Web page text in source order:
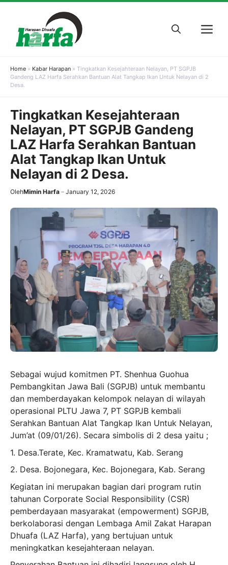
content
Home » Kabar Harapan » Tingkatkan Kesejahteraan Nelayan, PT SGPJB
Gandeng LAZ Harfa Serahkan Bantuan Alat Tangkap Ikan Untuk Nelayan di 2
Desa.
Tingkatkan Kesejahteraan
Nelayan, PT SGPJB Gandeng
LAZ Harfa Serahkan Bantuan
Alat Tangkap Ikan Untuk
Nelayan di 2 Desa.
OlehMimin Harfa January 12, 2026
Sebagai wujud komitmen PT. Shenhua Guohua
Pembangkitan Jawa Bali (SGPJB) untuk membantu
dan memberdayakan kelompok nelayan di wilayah
operasional PLTU Jawa 7, PT SGPJB kembali
Serahkan Bantuan Alat Tangkap Ikan Untuk Nelayan,
Jum’at (09/01/26). Secara simbolis di 2 desa yaitu ;
1. Desa.Terate, Kec. Kramatwatu, Kab. Serang
2. Desa. Bojonegara, Kec. Bojonegara, Kab. Serang
Kegiatan ini merupakan bagian dari program rutin
tahunan Corporate Social Responsibility (CSR)
pemberdayaan masyarakat (empowerment) SGPJB,
berkolaborasi dengan Lembaga Amil Zakat Harapan
Dhuafa (LAZ Harfa), yang bertujuan untuk
meningkatkan kesejahteraan nelayan.